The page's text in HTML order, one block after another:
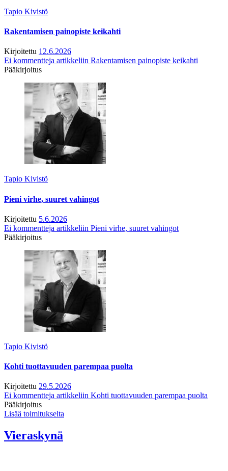
Tapio Kivistö
Rakentamisen painopiste keikahti
Kirjoitettu 12.6.2026
Ei kommentteja artikkeliin Rakentamisen painopiste keikahti
Pääkirjoitus
Tapio Kivistö
Pieni virhe, suuret vahingot
Kirjoitettu 5.6.2026
Ei kommentteja artikkeliin Pieni virhe, suuret vahingot
Pääkirjoitus
Tapio Kivistö
Kohti tuottavuuden parempaa puolta
Kirjoitettu 29.5.2026
Ei kommentteja artikkeliin Kohti tuottavuuden parempaa puolta
Pääkirjoitus
Lisää toimitukselta
Vieraskynä